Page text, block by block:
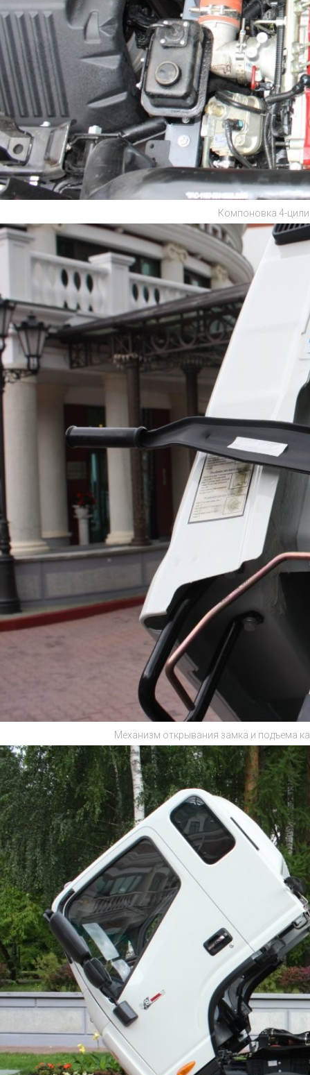
Компоновка 4-
Механизм открывания замка и подъема